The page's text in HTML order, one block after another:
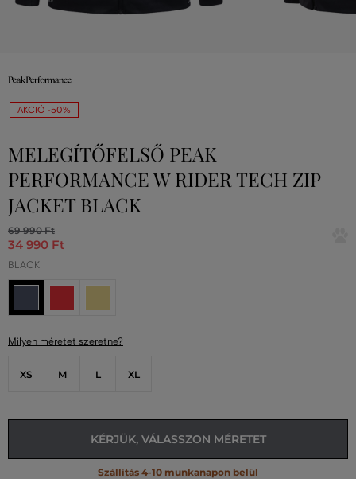
AKCIÓ -50%
MELEGÍTŐFELSŐ PEAK
PERFORMANCE W RIDER TECH ZIP
JACKET BLACK
69 990 Ft
34 990 Ft
BLACK
Milyen méretet szeretne?
XS M L XL
KÉRJÜK, VÁLASSZON MÉRETET
Szállítás 4-10 munkanapon belül